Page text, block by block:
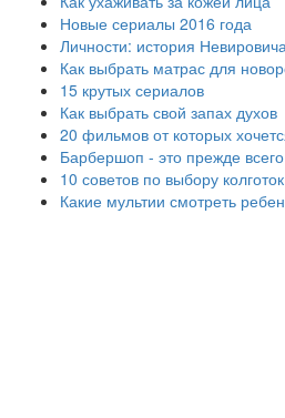
Новые сериалы 2016 года
Личности: история
Как выбрать матрас для
15 крутых сериалов
Как выбрать свой запах духов
20 фильмов от которых
Барбершоп - это прежде
10 советов по выбору колготок
Какие мультии смотреть